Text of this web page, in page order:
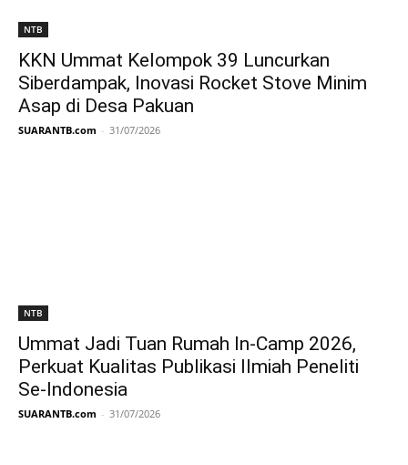
NTB
KKN Ummat Kelompok 39 Luncurkan
Siberdampak, Inovasi Rocket Stove Minim
Asap di Desa Pakuan
SUARANTB.com - 31/07/2026
NTB
Ummat Jadi Tuan Rumah In-Camp 2026,
Perkuat Kualitas Publikasi Ilmiah Peneliti
Se-Indonesia
SUARANTB.com - 31/07/2026